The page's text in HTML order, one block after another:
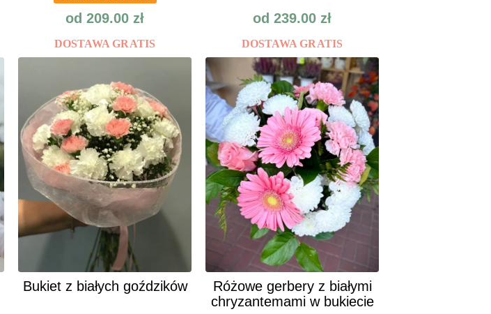
od 209.00 zł
DOSTAWA GRATIS
od 239.00 zł
DOSTAWA GRATIS
Bukiet z białych goździków
Różowe gerbery z białymi
chryzantemami w bukiecie